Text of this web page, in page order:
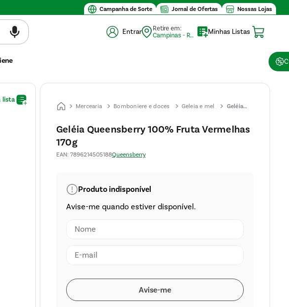
Campanha de Sorte Jornal de Ofertas Nossas Lojas
Entrar
Retire em:
Campinas - Retirada (10)
Minhas Listas
Mercearia Bomboniere e doces Geleia e mel
Geléia
100% Fruta
Geléia Queensberry 100% Fruta Vermelhas
170g
EAN: 7896214505188Queensberry